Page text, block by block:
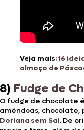
Veja mais:16
almoço de
8) Fudge de
O fudge de chocolate
amêndoas, chocolate,
Doriana sem Sal. De